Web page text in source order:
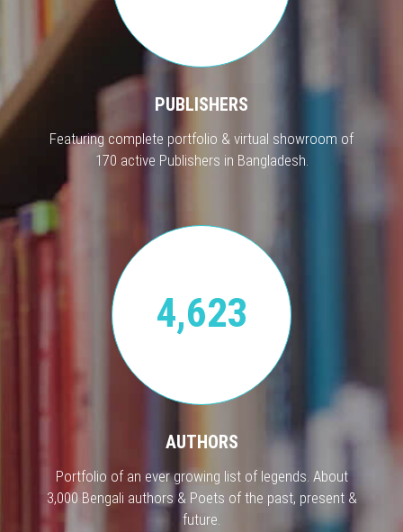
PUBLISHERS
Featuring complete portfolio & virtual showroom of
170 active Publishers in Bangladesh.
4,623
AUTHORS
Portfolio of an ever growing list of legends. About
3,000 Bengali authors & Poets of the past, present &
future.